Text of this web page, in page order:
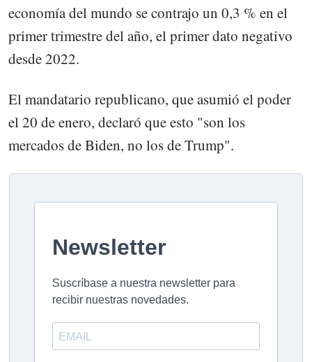
economía del mundo se contrajo un 0,3 % en el
primer trimestre del año, el primer dato negativo
desde 2022.
El mandatario republicano, que asumió el poder
el 20 de enero, declaró que esto "son los
mercados de Biden, no los de Trump".